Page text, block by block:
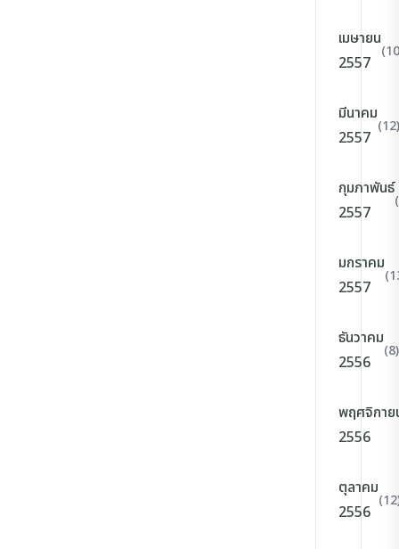
เมษายน
2557
มีนาคม
2557
(12)
กุมภาพันธ์
2557
มกราคม
2557
ธันวาคม
2556
(8)
พฤศจิกาย
2556
ตุลาคม
2556